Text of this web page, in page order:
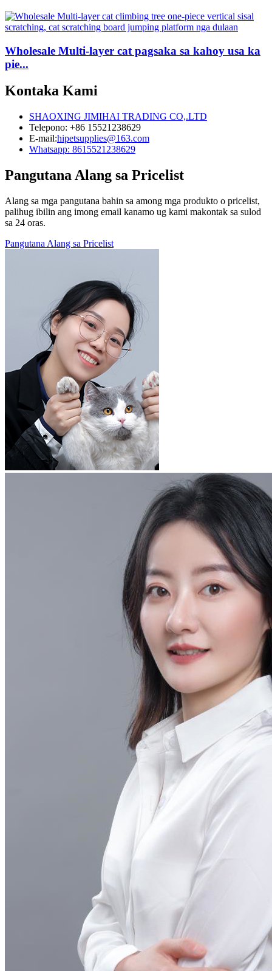
Wholesale Multi-layer cat pagsaka sa kahoy usa ka
pie...
Kontaka Kami
SHAOXING JIMIHAI TRADING CO,.LTD
Telepono: +86 15521238629
E-mail:hipetsupplies@163.com
Whatsapp: 8615521238629
Pangutana Alang sa Pricelist
Alang sa mga pangutana bahin sa among mga produkto o pricelist,
palihug ibilin ang imong email kanamo ug kami makontak sa sulod
sa 24 oras.
Pangutana Alang sa Pricelist